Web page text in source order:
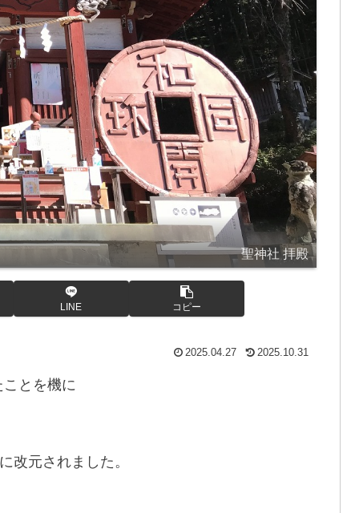
聖神社 拝殿
LINE コピー
2025.04.27 2025.10.31
とを機に
改元されました。